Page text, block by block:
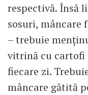
respectivă. Însă
sosuri, mâncare
– trebuie
vitrină cu
fiecare zi.
mâncare gătită